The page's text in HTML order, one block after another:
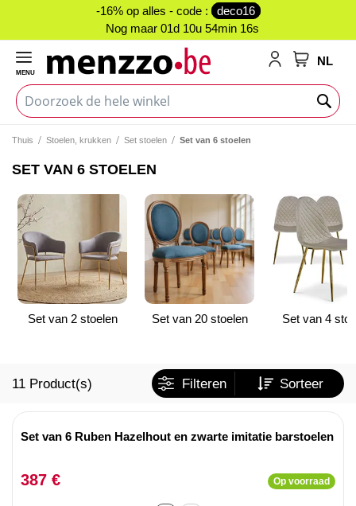
-16% op alles - code :
deco16
Nog maar 01d 10u 54min 16s
NL
MENU
Thuis Stoelen, krukken Set stoelen Set van 6 stoelen
SET VAN 6 STOELEN
Set van 2 stoelen Set van 20 stoelen Set van 4
11 Product(s) Filteren Sorteer
Set van 6 Ruben Hazelhout en zwarte imitatie barstoelen
387 € Op voorraad